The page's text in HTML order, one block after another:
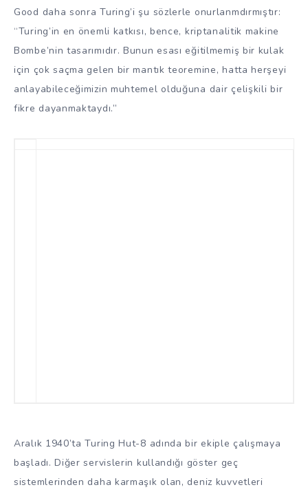
Good daha sonra Turing’i şu sözlerle onurlanmdırmıştır:
“Turing’in en önemli katkısı, bence, kriptanalitik makine
Bombe’nin tasarımıdır. Bunun esası eğitilmemiş bir kulak
için çok saçma gelen bir mantık teoremine, hatta herşeyi
anlayabileceğimizin muhtemel olduğuna dair çelişkili bir
fikre dayanmaktaydı.”
Aralık 1940’ta Turing Hut-8 adında bir ekiple çalışmaya
başladı. Diğer servislerin kullandığı göster geç
sistemlerinden daha karmaşık olan, deniz kuvvetleri